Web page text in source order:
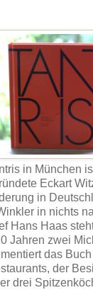
in München
Eckart
in
in nichts
Hans Haas
Jahren zwei
das
der
drei